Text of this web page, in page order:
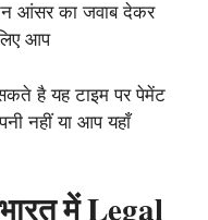
आंसर का जवाब देकर
आप
है यह टाइम पर पेमेंट
नहीं या आप यहाँ
में Legal